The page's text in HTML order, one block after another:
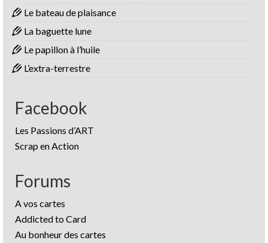
Le bateau de plaisance
La baguette lune
Le papillon à l’huile
L’extra-terrestre
Facebook
Les Passions d’ART
Scrap en Action
Forums
A vos cartes
Addicted to Card
Au bonheur des cartes